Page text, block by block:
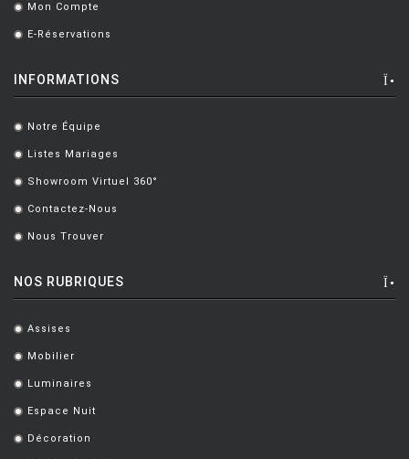
HAY
HOUE
JIELDÉ
KARTELL
KNOLL
LEXON
LIGNE ROSET
. Mon Compte
. E-Réservations
INFORMATIONS
. Notre Équipe
. Listes Mariages
. Showroom Virtuel 360°
. Contactez-Nous
. Nous Trouver
NOS RUBRIQUES
. Assises
. Mobilier
. Luminaires
. Espace Nuit
. Décoration